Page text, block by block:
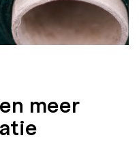
meer